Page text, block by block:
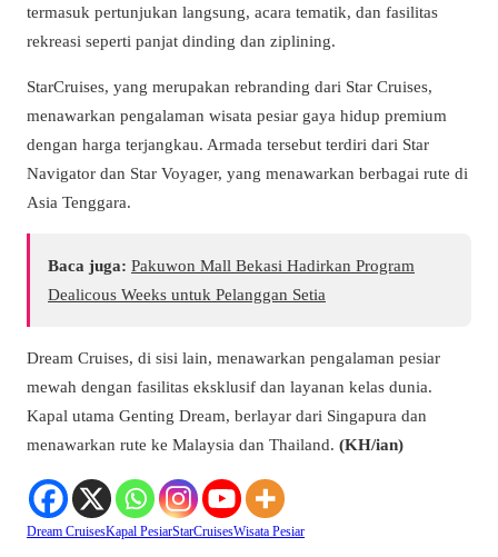
termasuk pertunjukan langsung, acara tematik, dan fasilitas
rekreasi seperti panjat dinding dan ziplining.
StarCruises, yang merupakan rebranding dari Star Cruises,
menawarkan pengalaman wisata pesiar gaya hidup premium
dengan harga terjangkau. Armada tersebut terdiri dari Star
Navigator dan Star Voyager, yang menawarkan berbagai rute di
Asia Tenggara.
Baca juga: Pakuwon Mall Bekasi Hadirkan Program
Dealicous Weeks untuk Pelanggan Setia
Dream Cruises, di sisi lain, menawarkan pengalaman pesiar
mewah dengan fasilitas eksklusif dan layanan kelas dunia.
Kapal utama Genting Dream, berlayar dari Singapura dan
menawarkan rute ke Malaysia dan Thailand. (KH/ian)
Dream CruisesKapal PesiarStarCruisesWisata Pesiar